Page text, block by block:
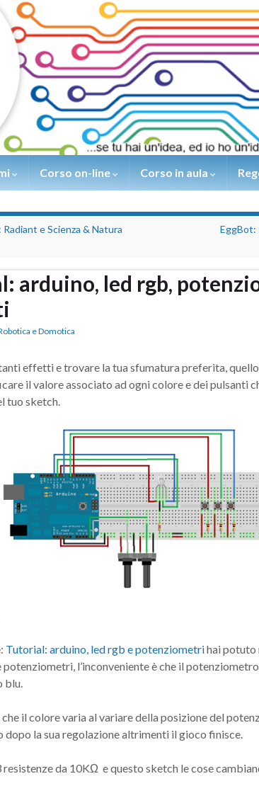
Corso on-line Corso in aula
e Scienza & Natura
EggBot:
arduino, led rgb,
e Domotica
effetti e trovare la tua sfumatura preferita,
il valore associato ad ogni colore e dei pulsanti
tuo sketch.
Tutorial: arduino, led rgb e potenziometrihai potuto
l’inconveniente è che il
blu.
il colore varia al variare della posizione del
la sua regolazione altrimenti il gioco finisce.
resistenze da 10KΩ e questo sketch le cose